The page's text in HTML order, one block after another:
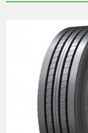
Poruka